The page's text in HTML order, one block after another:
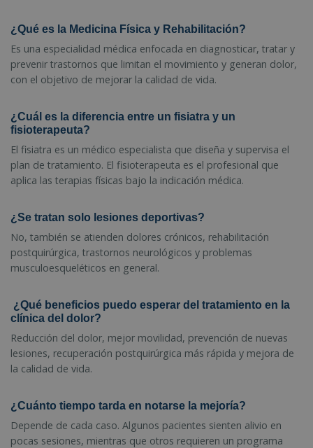
¿Qué es la Medicina Física y Rehabilitación?
Es una especialidad médica enfocada en diagnosticar, tratar y
prevenir trastornos que limitan el movimiento y generan dolor,
con el objetivo de mejorar la calidad de vida.
¿Cuál es la diferencia entre un fisiatra y un
fisioterapeuta?
El fisiatra es un médico especialista que diseña y supervisa el
plan de tratamiento. El fisioterapeuta es el profesional que
aplica las terapias físicas bajo la indicación médica.
¿Se tratan solo lesiones deportivas?
No, también se atienden dolores crónicos, rehabilitación
postquirúrgica, trastornos neurológicos y problemas
musculoesqueléticos en general.
¿Qué beneficios puedo esperar del tratamiento en la
clínica del dolor?
Reducción del dolor, mejor movilidad, prevención de nuevas
lesiones, recuperación postquirúrgica más rápida y mejora de
la calidad de vida.
¿Cuánto tiempo tarda en notarse la mejoría?
Depende de cada caso. Algunos pacientes sienten alivio en
pocas sesiones, mientras que otros requieren un programa